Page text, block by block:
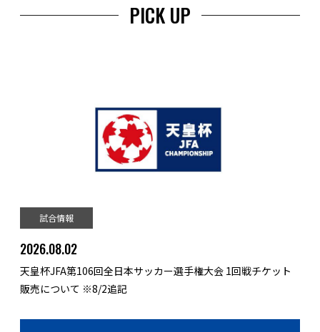
PICK UP
試合情報
2026.08.02
天皇杯JFA第106回全日本サッカー選手権大会 1回戦チケット
販売について ※8/2追記